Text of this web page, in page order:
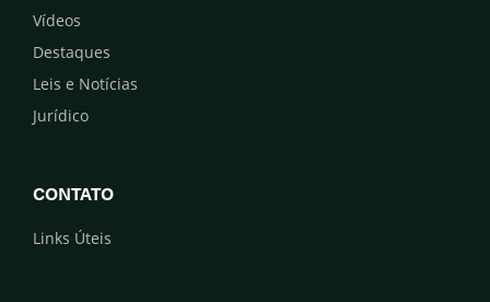
Vídeos
Destaques
Leis e Notícias
Jurídico
CONTATO
Links Úteis